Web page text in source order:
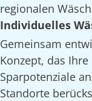
regionalen
Individuelles
Gemeinsam
Konzept, das
Sparpotenziale
Standorte